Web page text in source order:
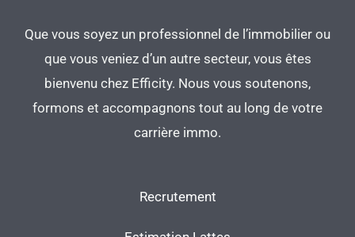
Que vous soyez un professionnel de l’immobilier ou
que vous veniez d’un autre secteur, vous êtes
bienvenu chez Efficity. Nous vous soutenons,
formons et accompagnons tout au long de votre
carrière immo.
Recrutement